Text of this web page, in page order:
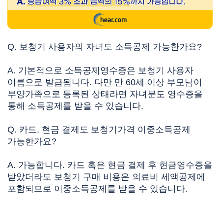
Q. 보청기 사용자의 자녀도 소득공제 가능한가요?
A. 기본적으로 소득공제영수증은 보청기 사용자
이름으로 발급됩니다. 다만 만 60세 이상 부모님이
부양가족으로 등록된 상태라면 자녀분도 영수증을
통해 소득공제를 받을 수 있습니다.
Q. 카드, 현금 결제도 보청기가격 이중소득공제
가능한가요?
A. 가능합니다. 카드 혹은 현금 결제 후 현금영수증을
받았더라도 보청기 구매 비용은 의료비 세액공제에
포함되므로 이중소득공제 를 받을 수 있습니다.